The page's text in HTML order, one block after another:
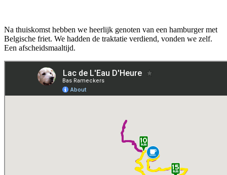
Na thuiskomst hebben we heerlijk genoten van een hamburger met
Belgische friet. We hadden de traktatie verdiend, vonden we zelf.
Een afscheidsmaaltijd.